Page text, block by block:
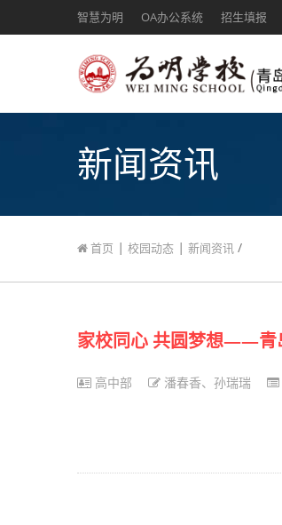
智慧为明 OA办公系统 招生填报
新闻资讯
首页 | 校园动态 | 新闻资讯 /
家校同心 共圆梦想——青
高中部 潘春香、孙瑞瑞